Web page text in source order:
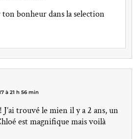
bonheur dans la selection
à 21 h 56 min
J’ai trouvé le mien il y a 2 ans, un
est magnifique mais voilà